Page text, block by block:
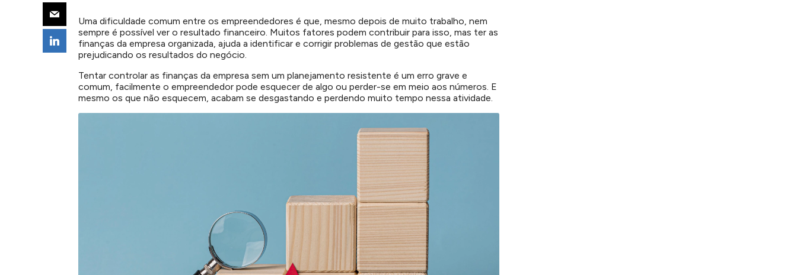
Uma dificuldade comum entre os empreendedores é que, mesmo depois de muito trabalho, nem
sempre é possível ver o resultado financeiro. Muitos fatores podem contribuir para isso, mas ter as
finanças da empresa organizada, ajuda a identificar e corrigir problemas de gestão que estão
prejudicando os resultados do negócio.
Tentar controlar as finanças da empresa sem um planejamento resistente é um erro grave e
comum, facilmente o empreendedor pode esquecer de algo ou perder-se em meio aos números. E
mesmo os que não esquecem, acabam se desgastando e perdendo muito tempo nessa atividade.